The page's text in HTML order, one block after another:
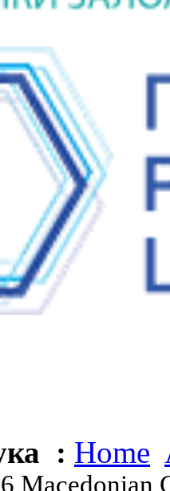
: Home
Macedonian